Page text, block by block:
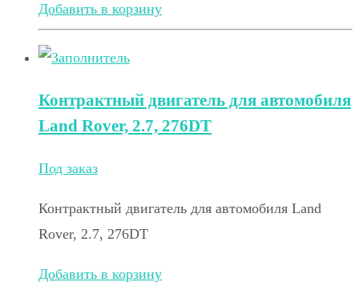
Добавить в корзину
Контрактный двигатель для автомобиля
Land Rover, 2.7, 276DT
Под заказ
Контрактный двигатель для автомобиля Land
Rover, 2.7, 276DT
Добавить в корзину